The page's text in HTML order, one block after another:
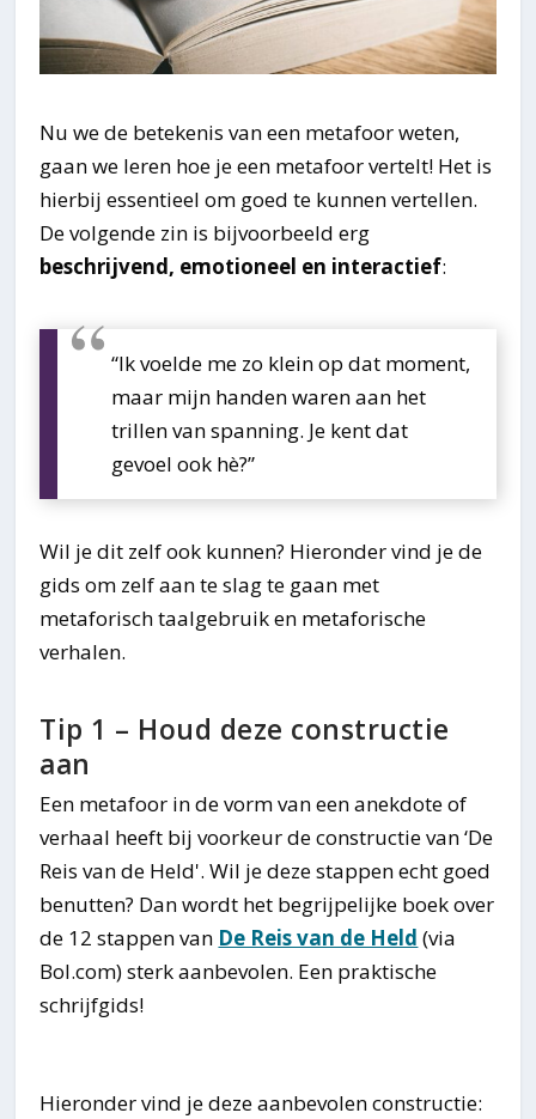
Nu we de betekenis van een metafoor weten,
gaan we leren hoe je een metafoor vertelt! Het is
hierbij essentieel om goed te kunnen vertellen.
De volgende zin is bijvoorbeeld erg
beschrijvend, emotioneel en interactief:
“Ik voelde me zo klein op dat moment,
maar mijn handen waren aan het
trillen van spanning. Je kent dat
gevoel ook hè?”
Wil je dit zelf ook kunnen? Hieronder vind je de
gids om zelf aan te slag te gaan met
metaforisch taalgebruik en metaforische
verhalen.
Tip 1 – Houd deze constructie
aan
Een metafoor in de vorm van een anekdote of
verhaal heeft bij voorkeur de constructie van ‘De
Reis van de Held'. Wil je deze stappen echt goed
benutten? Dan wordt het begrijpelijke boek over
de 12 stappen van De Reis van de Held (via
Bol.com) sterk aanbevolen. Een praktische
schrijfgids!
Hieronder vind je deze aanbevolen constructie: